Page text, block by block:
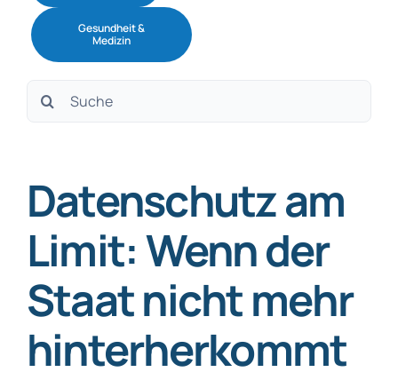
Software
Jetzt absichern
Gesundheit &
Medizin
Suche
Datenschutz am
Limit: Wenn der
Staat nicht mehr
hinterherkommt